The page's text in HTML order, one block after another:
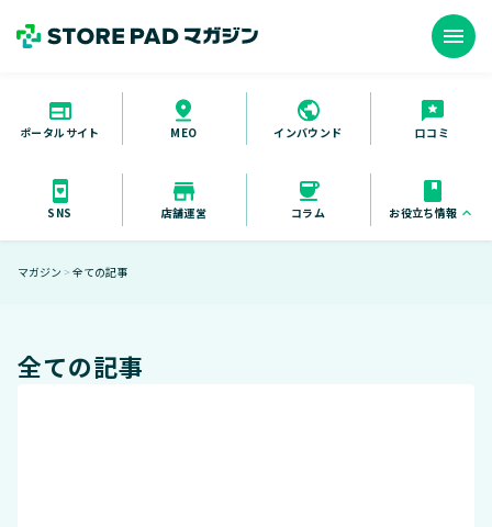
ポータルサイト MEO インバウンド 口コミ
SNS 店舗運営 コラム お役立ち情報 keyboard_arrow_up
menu
マガジン ＞ 全ての記事
全ての記事